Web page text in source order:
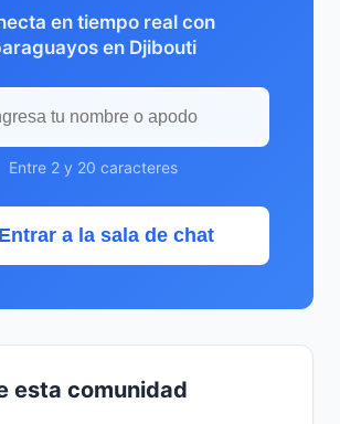
en tiempo real con
en Djibouti
Entre 2 y 20 caracteres
a la sala de chat
esta comunidad